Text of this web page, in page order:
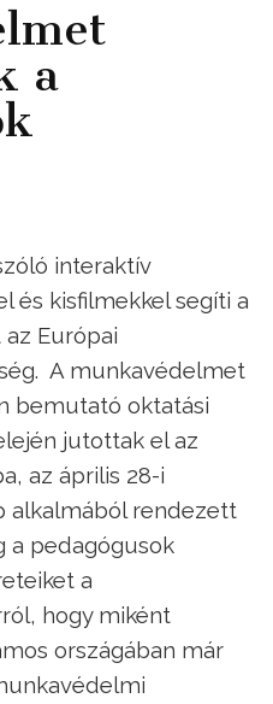
a
interaktív
és kisfilmekkel segíti a
Európai
A munkavédelmet
bemutató oktatási
jutottak el az
az április 28-i
alkalmából rendezett
a pedagógusok
a
hogy miként
országában már